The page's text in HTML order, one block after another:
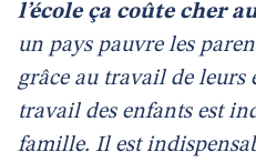
l’école ça coûte cher
un pays pauvre les
grâce au travail de leurs
travail des enfants est
famille. Il est